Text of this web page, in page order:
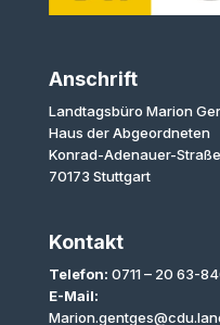
Anschrift
Landtagsbüro Marion
Haus der Abgeordneten
Konrad-Adenauer-Straße
70173 Stuttgart
Kontakt
Telefon: 0711 – 20 63-
E-Mail: